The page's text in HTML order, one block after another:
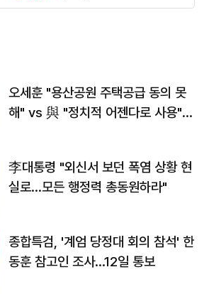
오세훈 "용산공원 주택공급 동의 못
해" vs 與 "정치적 어젠다로 사용"
李대통령 "외신서 보던 폭염 상황 현
실로…모든 행정력 총동원하라"
종합특검, '계엄 당정대 회의 참석' 한
동훈 참고인 조사...12일 통보